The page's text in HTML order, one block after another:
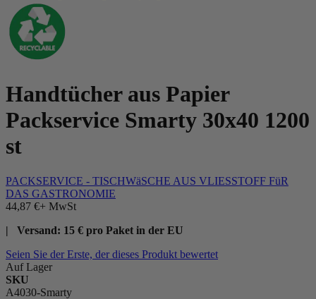
Handtücher aus Papier
Packservice Smarty 30x40 1200
st
PACKSERVICE - TISCHWäSCHE AUS VLIESSTOFF FüR
DAS GASTRONOMIE
44,87 €+ MwSt
| Versand: 15 € pro Paket in der EU
Seien Sie der Erste, der dieses Produkt bewertet
Auf Lager
SKU
A4030-Smarty